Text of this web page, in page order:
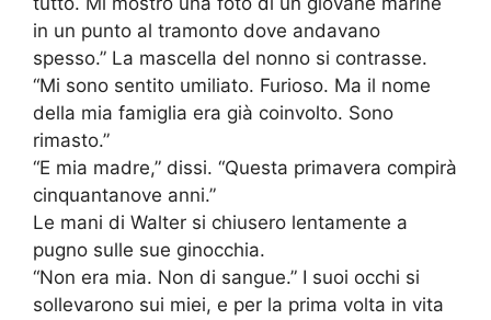
in un punto al tramonto dove andavano
spesso.” La mascella del nonno si contrasse.
“Mi sono sentito umiliato. Furioso. Ma il nome
della mia famiglia era già coinvolto. Sono
rimasto.”
“E mia madre,” dissi. “Questa primavera compirà
cinquantanove anni.”
Le mani di Walter si chiusero lentamente a
pugno sulle sue ginocchia.
“Non era mia. Non di sangue.” I suoi occhi si
sollevarono sui miei, e per la prima volta in vita